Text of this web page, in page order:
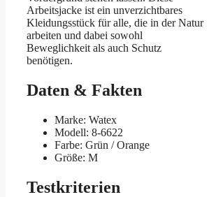
Arbeitsjacke ist ein unverzichtbares
Kleidungsstück für alle, die in der Natur
arbeiten und dabei sowohl
Beweglichkeit als auch Schutz
benötigen.
Daten & Fakten
Marke: Watex
Modell: 8-6622
Farbe: Grün / Orange
Größe: M
Testkriterien